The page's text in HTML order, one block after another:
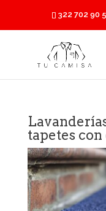
322 702 90
tapetes